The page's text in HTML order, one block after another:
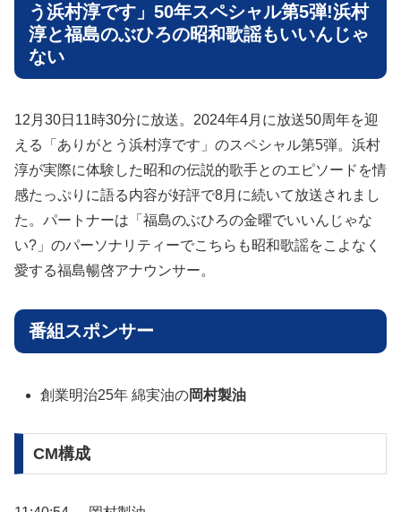
う浜村淳です」50年スペシャル第5弾!浜村
淳と福島のぶひろの昭和歌謡もいいんじゃ
ない
12月30日11時30分に放送。2024年4月に放送50周年を迎
える「ありがとう浜村淳です」のスペシャル第5弾。浜村
淳が実際に体験した昭和の伝説的歌手とのエピソードを情
感たっぷりに語る内容が好評で8月に続いて放送されまし
た。パートナーは「福島のぶひろの金曜でいいんじゃな
い?」のパーソナリティーでこちらも昭和歌謡をこよなく
愛する福島暢啓アナウンサー。
番組スポンサー
創業明治25年 綿実油の岡村製油
CM構成